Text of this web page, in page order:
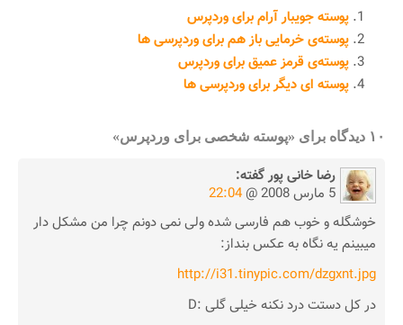
پوسته جویبار آرام برای وردپرس
پوسته‌ی خرمایی باز هم برای وردپرسی ها
پوسته‌ی قرمز عمیق برای وردپرس
پوسته ای دیگر برای وردپرسی ها
۱۰ دیدگاه برای «پوسته شخصی برای وردپرس»
رضا خانی پورگفته:
5 مارس 2008 @
22:04
خوشگله و خوب هم فارسی شده ولی نمی دونم چرا من مشکل دار
میبینم یه نگاه به عکس بنداز:
http://i31.tinypic.com/dzgxnt.jpg
در کل دستت درد نکنه خیلی گلی :D